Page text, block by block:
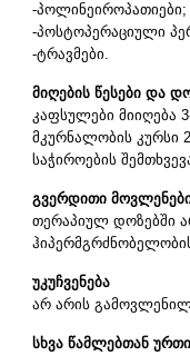
-პოლინეიროპათიები;
-პოსტოპერაციული
-ტრავმები.
მიღების წესები და
კაფსულები მიიღება
მკურნალობის კურსი
საჭიროების
გვერდითი
თერაპიულ დოზებში
უკუჩვენება
არ არის
სხვა წამლებთან